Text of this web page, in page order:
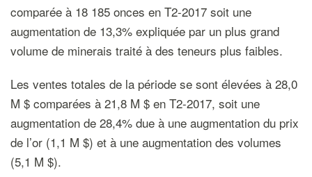
comparée à 18 185 onces en T2-2017 soit une
augmentation de 13,3% expliquée par un plus grand
volume de minerais traité à des teneurs plus faibles.
Les ventes totales de la période se sont élevées à 28,0
M $ comparées à 21,8 M $ en T2-2017, soit une
augmentation de 28,4% due à une augmentation du prix
de l’or (1,1 M $) et à une augmentation des volumes
(5,1 M $).